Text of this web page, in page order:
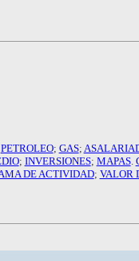
PETROLEO; GAS;
; INVERSIONES; MAPAS.
DE ACTIVIDAD; VALOR